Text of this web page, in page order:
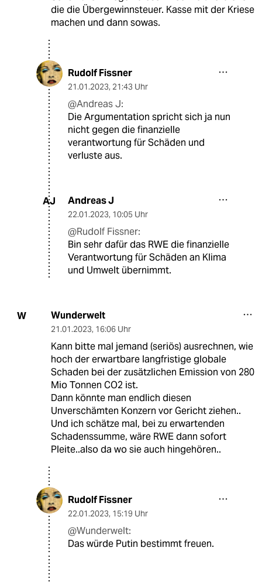
die die Übergewinnsteuer. Kasse mit der Kriese
machen und dann sowas.
Rudolf Fissner
21.01.2023, 21:43 Uhr
@Andreas J:
Die Argumentation spricht sich ja nun
nicht gegen die finanzielle
verantwortung für Schäden und
verluste aus.
AJ Andreas J
22.01.2023, 10:05 Uhr
@Rudolf Fissner:
Bin sehr dafür das RWE die finanzielle
Verantwortung für Schäden an Klima
und Umwelt übernimmt.
W Wunderwelt
21.01.2023, 16:06 Uhr
Kann bitte mal jemand (seriös) ausrechnen, wie
hoch der erwartbare langfristige globale
Schaden bei der zusätzlichen Emission von 280
Mio Tonnen CO2 ist.
Dann könnte man endlich diesen
Unverschämten Konzern vor Gericht ziehen..
Und ich schätze mal, bei zu erwartenden
Schadenssumme, wäre RWE dann sofort
Pleite..also da wo sie auch hingehören..
Rudolf Fissner
22.01.2023, 15:19 Uhr
@Wunderwelt:
Das würde Putin bestimmt freuen.